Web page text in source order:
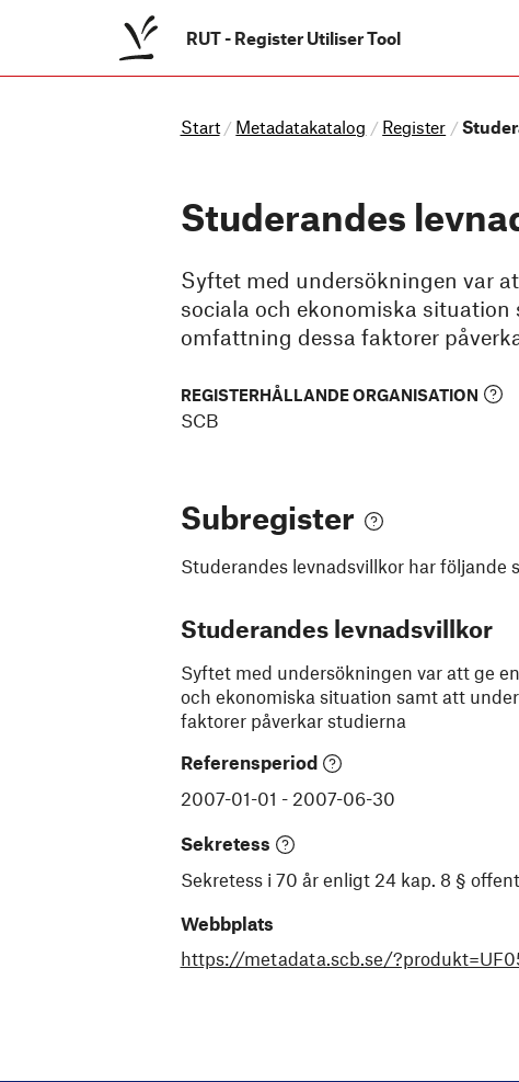
RUT- Register Utiliser Tool
Start / Metadatakatalog / Register /
Studerandes
Syftet med undersökningen var
sociala och ekonomiska
omfattning dessa faktorer
REGISTERHÅLLANDE ORGANISATION
SCB
Subregister
Studerandes levnadsvillkorhar följande
Studerandes levnadsvillkor
Syftet med undersökningen var att ge
och ekonomiska situation samt att
faktorer påverkar studierna
Referensperiod
2007-01-01 - 2007-06-30
Sekretess
Sekretess i 70 år enligt 24 kap. 8 §
Webbplats
https://metadata.scb.se/